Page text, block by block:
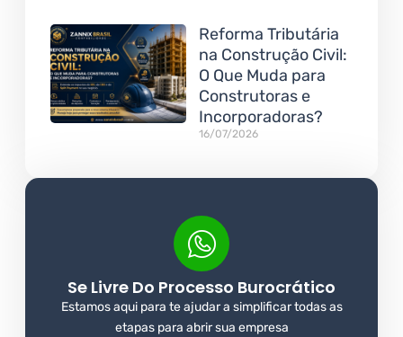
Reforma Tributária
na Construção Civil:
O Que Muda para
Construtoras e
Incorporadoras?
16/07/2026
Se Livre Do Processo Burocrático
Estamos aqui para te ajudar a simplificar todas as
etapas para abrir sua empresa